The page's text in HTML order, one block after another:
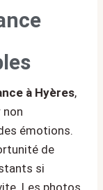
à Hyères,
non
émotions.
de
si